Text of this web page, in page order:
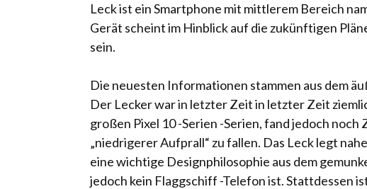
Leck ist ein Smartphone mit mittlerem Bereich
Gerät scheint im Hinblick auf die zukünftigen
sein.
Die neuesten Informationen stammen aus dem
Der Lecker war in letzter Zeit in letzter Zeit
großen Pixel 10 -Serien -Serien, fand jedoch
„niedrigerer Aufprall“ zu fallen. Das Leck legt
eine wichtige Designphilosophie aus dem
jedoch kein Flaggschiff -Telefon ist. Stattdessen